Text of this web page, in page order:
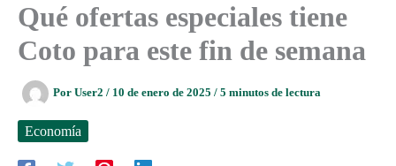
Qué ofertas especiales tiene
Coto para este fin de semana
Por User2 / 10 de enero de 2025 / 5 minutos de lectura
Economía